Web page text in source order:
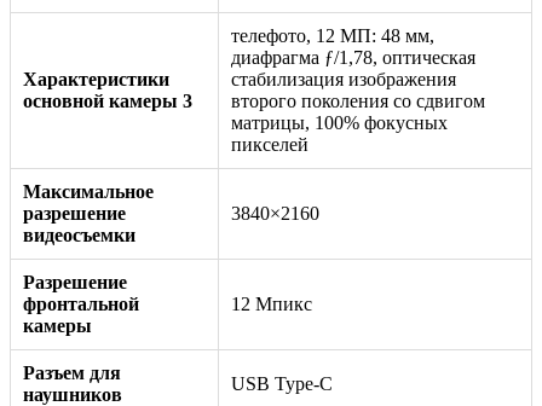
Характеристики
основной камеры 3
телефото, 12 МП: 48 мм,
диафрагма ƒ/1,78, оптическая
стабилизация изображения
второго поколения со сдвигом
матрицы, 100% фокусных
пикселей
Максимальное
разрешение
видеосъемки
3840×2160
Разрешение
фронтальной
камеры
12 Мпикс
Разъем для
наушников
USB Type-C